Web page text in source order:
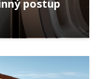
postup